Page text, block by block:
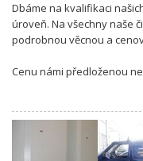
Dbáme na kvalifikaci
úroveň. Na všechny naše
podrobnou věcnou a
Cenu námi předloženou